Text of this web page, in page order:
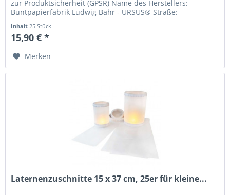
zur Produktsicherheit (GPSR) Name des Herstellers:
Buntpapierfabrik Ludwig Bähr - URSUS® Straße:
Inhalt25 Stück
15,90 € *
Merken
Laternenzuschnitte 15 x 37 cm, 25er für kleine...